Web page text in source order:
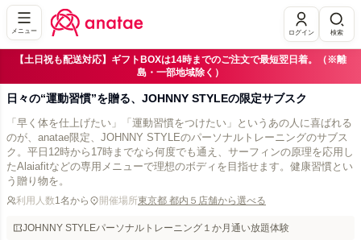
メニュー ログイン 検索
【土日祝も配送対応】ギフトBOXは14時までのご注文で最短翌日着。（※離
島・一部地域除く）
日々の“運動習慣”を贈る、JOHNNY STYLEの限定サブスク
「早く体を仕上げたい」「運動習慣をつけたい」というあの人に喜ばれる
のが、anatae限定、JOHNNY STYLEのパーソナルトレーニングのサブス
ク。平日12時から17時までなら何度でも通え、サーフィンの原理を応用し
たAlaiafitなどの専用メニューで理想のボディを目指せます。健康習慣とい
う贈り物を。
利用人数1名から 開催場所東京都 都内５店舗から選べる
JOHNNY STYLEパーソナルトレーニング１か月通い放題体験